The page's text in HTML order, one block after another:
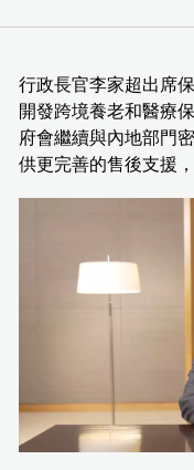
行政長官李家超出席
開發跨境養老和醫療
府會繼續與內地部門
供更完善的售後支援